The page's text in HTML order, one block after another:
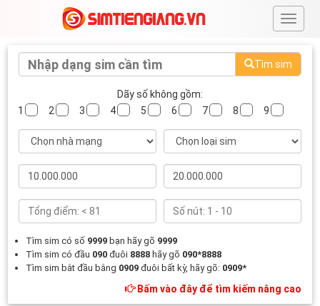
#
Tìm sim
Dãy số không gồm:
1
2 3 4 5 6 7 8 9
Tìm sim có số 9999 bạn hãy gõ 9999
Tìm sim có đầu 090 đuôi 8888 hãy gõ 090*8888
Tìm sim bắt đầu bằng 0909 đuôi bất kỳ, hãy gõ: 0909*
Bấm vào đây để tìm kiếm nâng cao